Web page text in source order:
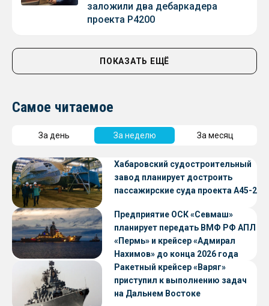
заложили два дебаркадера
проекта Р4200
ПОКАЗАТЬ ЕЩЁ
Самое читаемое
За день За неделю За месяц
Хабаровский судостроительный
завод планирует достроить
пассажирские суда проекта А45-2
Предприятие ОСК «Севмаш»
планирует передать ВМФ РФ АПЛ
«Пермь» и крейсер «Адмирал
Нахимов» до конца 2026 года
Ракетный крейсер «Варяг»
приступил к выполнению задач
на Дальнем Востоке